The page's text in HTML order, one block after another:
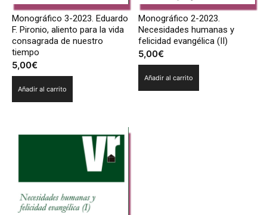
Monográfico 3-2023. Eduardo
F. Pironio, aliento para la vida
consagrada de nuestro
tiempo
5,00€
Añadir al carrito
Monográfico 2-2023.
Necesidades humanas y
felicidad evangélica (II)
5,00€
Añadir al carrito